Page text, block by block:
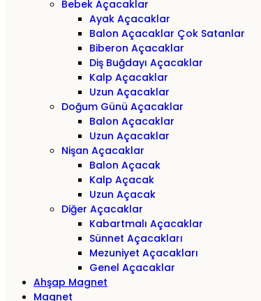
Bebek Açacaklar
Ayak Açacaklar
Balon Açacaklar Çok Satanlar
Biberon Açacaklar
Diş Buğdayı Açacaklar
Kalp Açacaklar
Uzun Açacaklar
Doğum Günü Açacaklar
Balon Açacaklar
Uzun Açacaklar
Nişan Açacaklar
Balon Açacak
Kalp Açacak
Uzun Açacak
Diğer Açacaklar
Kabartmalı Açacaklar
Sünnet Açacakları
Mezuniyet Açacakları
Genel Açacaklar
Ahşap Magnet
Magnet